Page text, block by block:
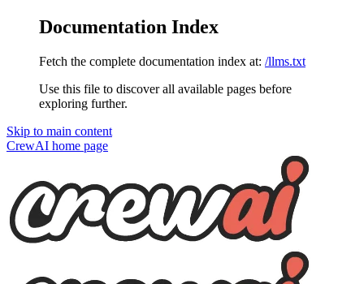
Documentation Index
Fetch the complete documentation index at: /llms.txt
Use this file to discover all available pages before
exploring further.
Skip to main content
CrewAI home page